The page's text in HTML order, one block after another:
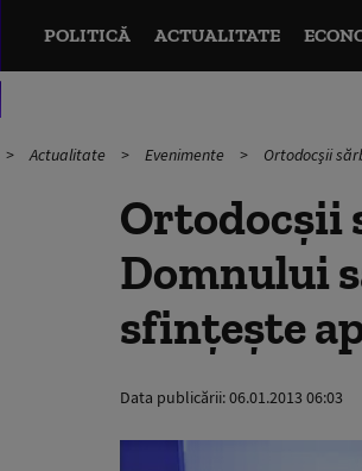
POLITICĂ ACTUALITATE
Actualitate Evenimente Ortodocşii
Ortodocşii
Domnului
sfințește
Data publicării:06.01.2013 06:03